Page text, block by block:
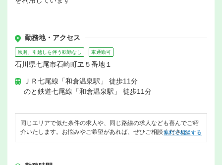
勤務地・アクセス
原則、引越しを伴う転勤なし 車通勤可
石川県七尾市石崎町ヱ５番地１
ＪＲ七尾線「和倉温泉駅」 徒歩11分
のと鉄道七尾線「和倉温泉駅」 徒歩11分
同じエリアで似た条件の求人や、同じ路線の求人なども喜んでご紹
介いたします。お悩みやご希望があれば、ぜひご相談ください。
無料で相談する